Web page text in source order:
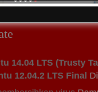
14.04 LTS (Trusty
12.04.2 LTS Final